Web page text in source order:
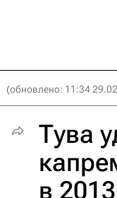
(обновлено: 11:34
Тува
в